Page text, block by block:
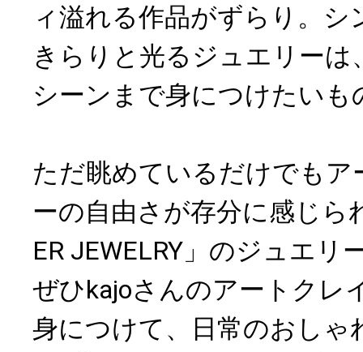
ィ溢れる作品がずらり。シ
きらりと光るジュエリーは
シーンまで身につけたいも
ただ眺めているだけでも
ーの自由さが存分に感じら
ER JEWELRY」のジュエリ
ぜひkajoさんのアートクレ
身につけて、日常のおしゃ